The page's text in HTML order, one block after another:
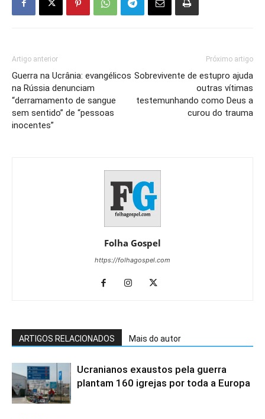
Artigo anterior
Guerra na Ucrânia: evangélicos
na Rússia denunciam
“derramamento de sangue
sem sentido” de “pessoas
inocentes”
Próximo artigo
Sobrevivente de estupro ajuda
outras vítimas
testemunhando como Deus a
curou do trauma
Folha Gospel
https://folhagospel.com
ARTIGOS RELACIONADOS Mais do autor
Ucranianos exaustos pela guerra
plantam 160 igrejas por toda a Europa